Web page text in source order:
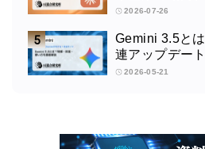
2026-07-26
Gemini 3.5と
連アップデー
2026-05-21